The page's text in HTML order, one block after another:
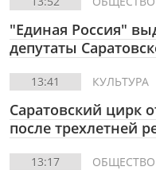
"Единая Россия"
депутаты
13:41 КУЛЬТУРА
Саратовский цирк
после трехлетней
13:17 ОБЩЕСТВО